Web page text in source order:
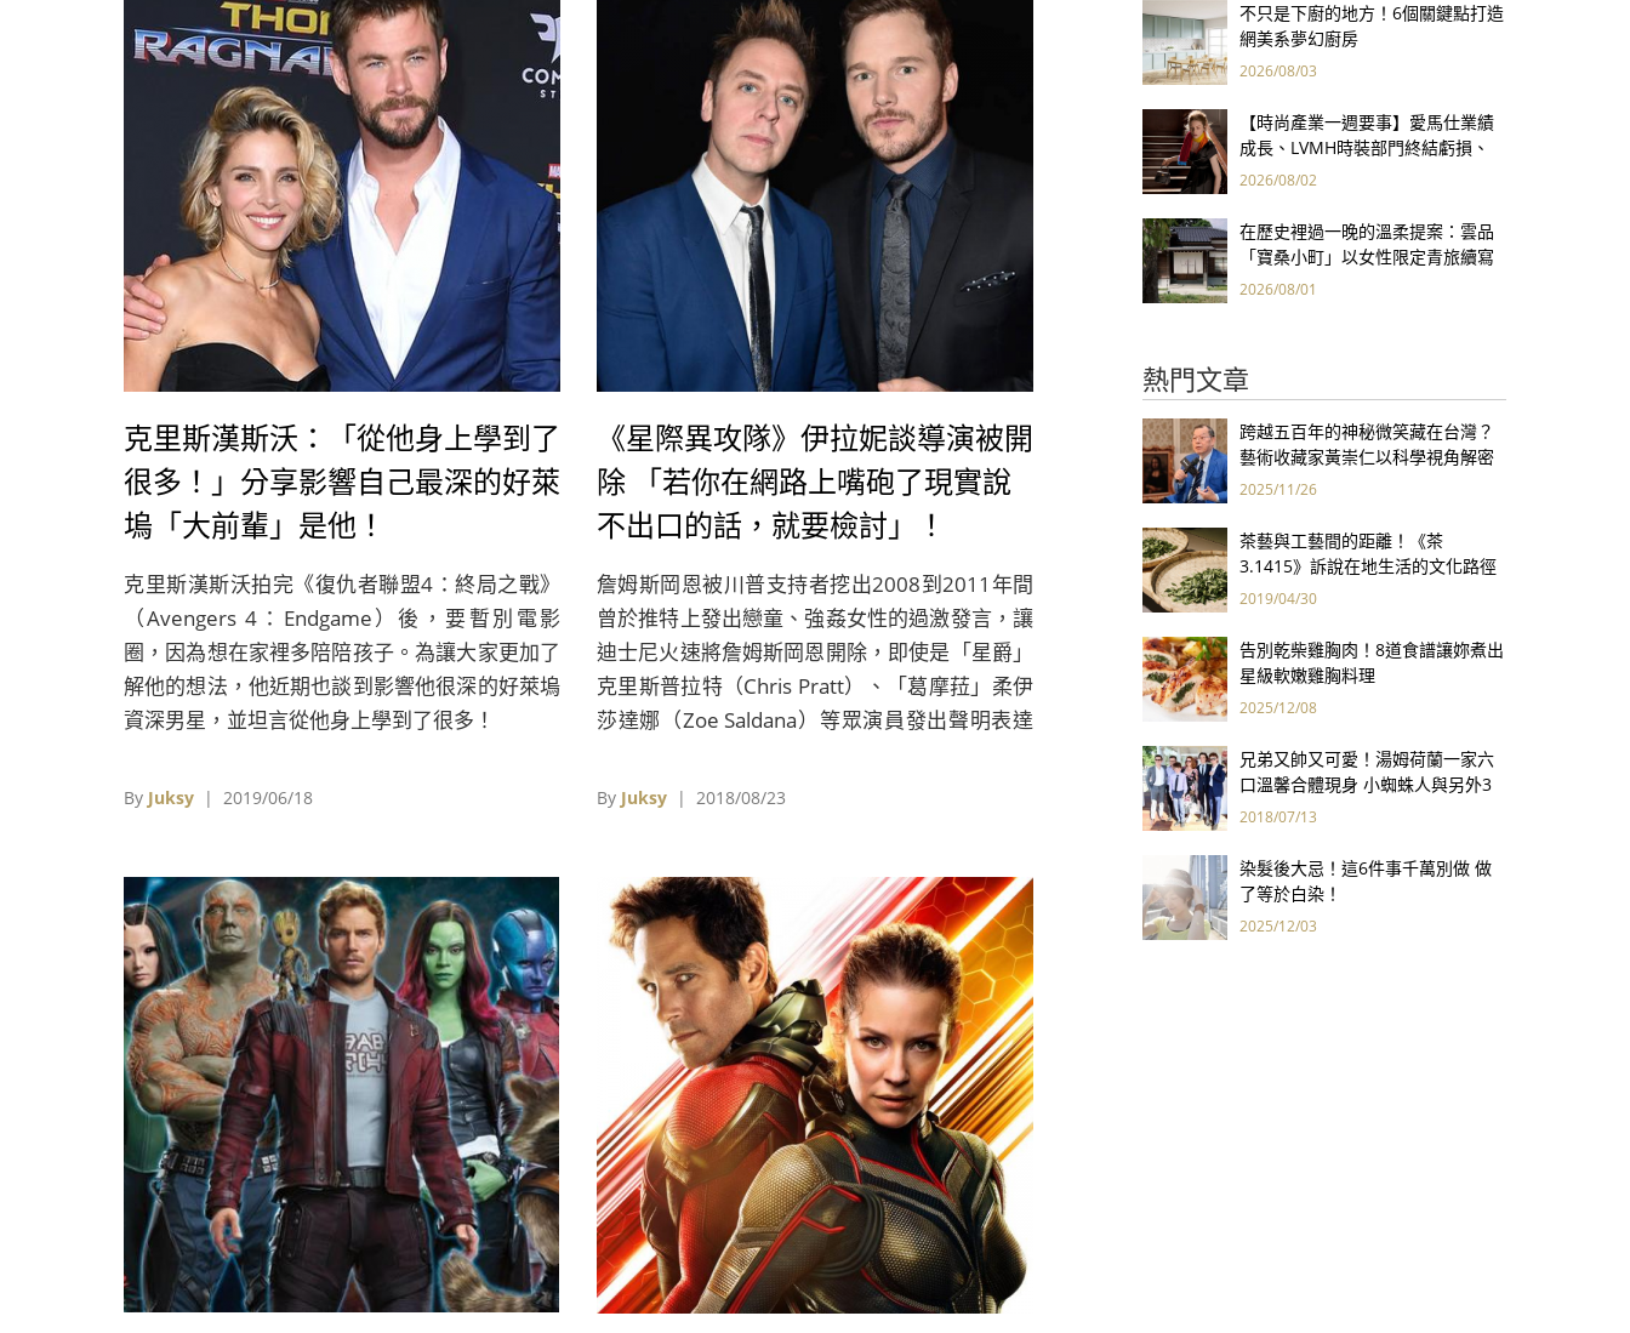
克里斯漢斯沃：「從他身上學到了
很多！」分享影響自己最深的好萊
塢「大前輩」是他！
克里斯漢斯沃拍完《復仇者聯盟4：終局之戰》
（Avengers 4：Endgame）後，要暫別電影
圈，因為想在家裡多陪陪孩子。為讓大家更加了
解他的想法，他近期也談到影響他很深的好萊塢
資深男星，並坦言從他身上學到了很多！
By Juksy | 2019/06/18
《星際異攻隊》伊拉妮談導演被開
除 「若你在網路上嘴砲了現實說
不出口的話，就要檢討」！
詹姆斯岡恩被川普支持者挖出2008到2011年間
曾於推特上發出戀童、強姦女性的過激發言，讓
迪士尼火速將詹姆斯岡恩開除，即使是「星爵」
克里斯普拉特（Chris Pratt）、「葛摩菈」柔伊
莎達娜（Zoe Saldana）等眾演員發出聲明表達
尼高層依然決定不會讓詹姆斯岡恩回歸迪士尼工
By Juksy | 2018/08/23
不只是下廚的地方！6個關鍵點打造
網美系夢幻廚房
2026/08/03
【時尚產業一週要事】愛馬仕業績
成長、LVMH時裝部門終結虧損、
Kering轉型策略初現成效、Prada
2026/08/02
在歷史裡過一晚的溫柔提案：雲品
「寶桑小町」以女性限定青旅續寫
台東老屋記憶
2026/08/01
熱門文章
跨越五百年的神秘微笑藏在台灣？
藝術收藏家黃崇仁以科學視角解密
「最年輕的蒙娜麗莎」
2025/11/26
茶藝與工藝間的距離！《茶
3.1415》訴說在地生活的文化路徑
2019/04/30
告別乾柴雞胸肉！8道食譜讓妳煮出
星級軟嫩雞胸料理
2025/12/08
兄弟又帥又可愛！湯姆荷蘭一家六
口溫馨合體現身 小蜘蛛人與另外3
個弟弟感情超好！
2018/07/13
染髮後大忌！這6件事千萬別做 做
了等於白染！
2025/12/03